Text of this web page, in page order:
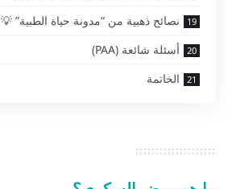
نصائح ذهبية من “مدونة حياة الطبية” 💡
أسئلة شائعة (PAA)
الخاتمة